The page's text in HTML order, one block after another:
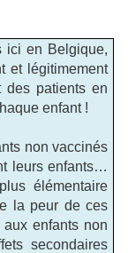
ici en Belgique,
et légitimement
patients en
enfant !
non vaccinés
leurs enfants…
élémentaire
la peur de ces
enfants non
secondaires